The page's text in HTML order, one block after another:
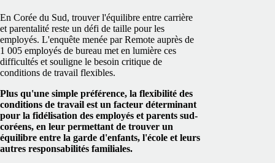
En Corée du Sud, trouver l'équilibre entre carrière
et parentalité reste un défi de taille pour les
employés. L'enquête menée par Remote auprès de
1 005 employés de bureau met en lumière ces
difficultés et souligne le besoin critique de
conditions de travail flexibles.
Plus qu'une simple préférence, la flexibilité des
conditions de travail est un facteur déterminant
pour la fidélisation des employés et parents sud-
coréens, en leur permettant de trouver un
équilibre entre la garde d'enfants, l'école et leurs
autres responsabilités familiales.